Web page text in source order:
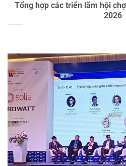
Tổng hợp các triển lãm hội
2026